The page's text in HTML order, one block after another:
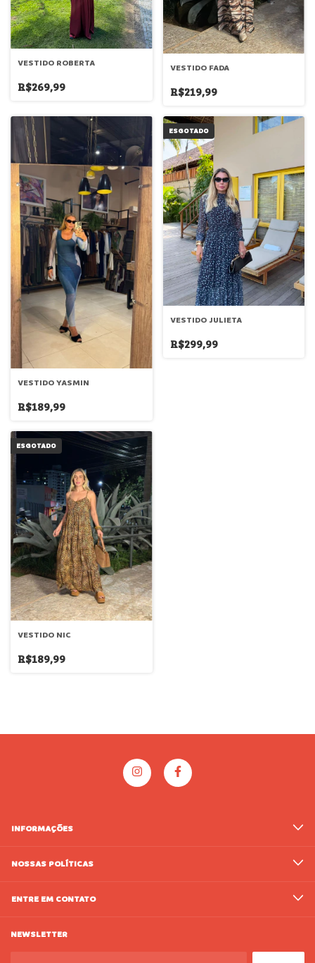
VESTIDO ROBERTA
R$269,99
VESTIDO FADA
R$219,99
VESTIDO YASMIN
R$189,99
ESGOTADO
VESTIDO JULIETA
R$299,99
ESGOTADO
VESTIDO NIC
R$189,99
INFORMAÇÕES
NOSSAS POLÍTICAS
ENTRE EM CONTATO
NEWSLETTER